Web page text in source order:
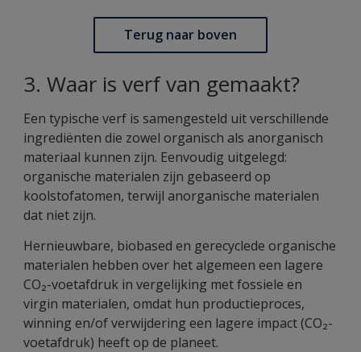
Terug naar boven
3. Waar is verf van gemaakt?
Een typische verf is samengesteld uit verschillende
ingrediënten die zowel organisch als anorganisch
materiaal kunnen zijn. Eenvoudig uitgelegd:
organische materialen zijn gebaseerd op
koolstofatomen, terwijl anorganische materialen
dat niet zijn.
Hernieuwbare, biobased en gerecyclede organische
materialen hebben over het algemeen een lagere
CO₂-voetafdruk in vergelijking met fossiele en
virgin materialen, omdat hun productieproces,
winning en/of verwijdering een lagere impact (CO₂-
voetafdruk) heeft op de planeet.